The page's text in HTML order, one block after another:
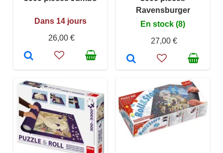
Dans 14 jours
26,00 €
Ravensburger
En stock (8)
27,00 €